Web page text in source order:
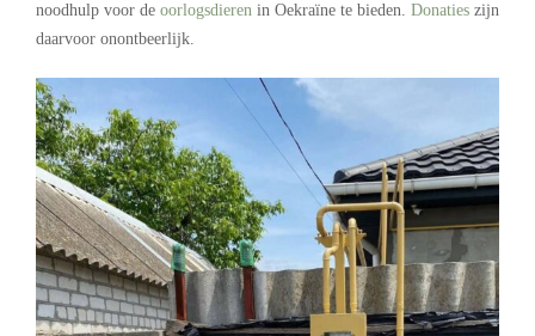
noodhulp voor de oorlogsdieren in Oekraïne te bieden. Donaties zijn
daarvoor onontbeerlijk.